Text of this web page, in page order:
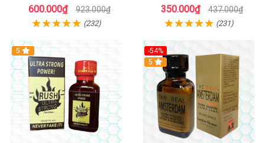
tay kích thích
600.000₫ 923.000₫
(232)
350.000₫ 437.000₫
(231)
5
-54%
5